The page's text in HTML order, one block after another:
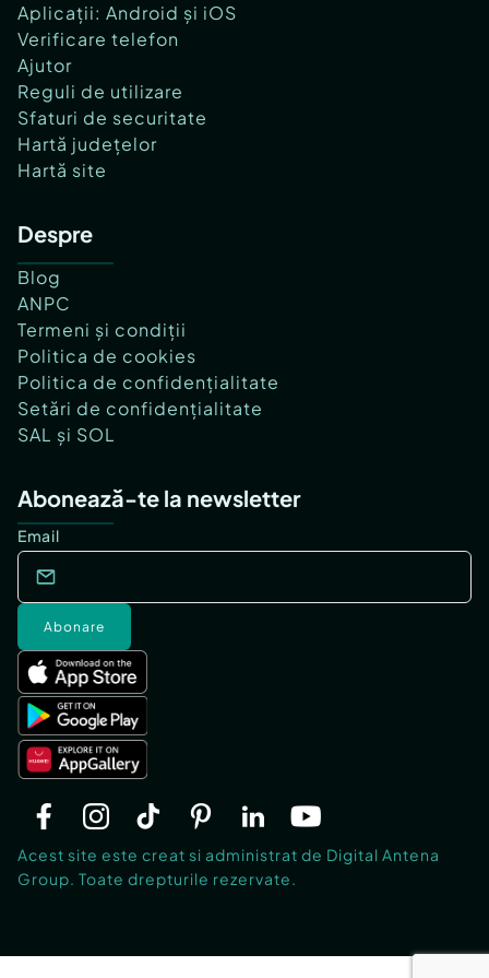
Aplicații: Android și iOS
Verificare telefon
Ajutor
Reguli de utilizare
Sfaturi de securitate
Hartă județelor
Hartă site
Despre
Blog
ANPC
Termeni și condiții
Politica de cookies
Politica de confidențialitate
Setări de confidențialitate
SAL și SOL
Abonează-te la newsletter
Email
Abonare
Acest site este creat si administrat de Digital Antena
Group. Toate drepturile rezervate.